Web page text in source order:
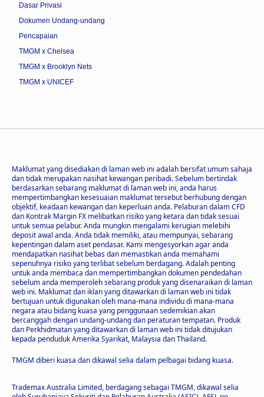
Dasar Privasi
Dokumen Undang-undang
Pencapaian
TMGM x Chelsea
TMGM x Brooklyn Nets
TMGM x UNICEF
Maklumat yang disediakan di laman web ini adalah bersifat umum sahaja
dan tidak merupakan nasihat kewangan peribadi. Sebelum bertindak
berdasarkan sebarang maklumat di laman web ini, anda harus
mempertimbangkan kesesuaian maklumat tersebut berhubung dengan
objektif, keadaan kewangan dan keperluan anda. Pelaburan dalam CFD
dan Kontrak Margin FX melibatkan risiko yang ketara dan tidak sesuai
untuk semua pelabur. Anda mungkin mengalami kerugian melebihi
deposit awal anda. Anda tidak memiliki, atau mempunyai, sebarang
kepentingan dalam aset pendasar. Kami mengesyorkan agar anda
mendapatkan nasihat bebas dan memastikan anda memahami
sepenuhnya risiko yang terlibat sebelum berdagang. Adalah penting
untuk anda membaca dan mempertimbangkan dokumen pendedahan
sebelum anda memperoleh sebarang produk yang disenaraikan di laman
web ini. Maklumat dan iklan yang ditawarkan di laman web ini tidak
bertujuan untuk digunakan oleh mana-mana individu di mana-mana
negara atau bidang kuasa yang penggunaan sedemikian akan
bercanggah dengan undang-undang dan peraturan tempatan. Produk
dan Perkhidmatan yang ditawarkan di laman web ini tidak ditujukan
kepada penduduk Amerika Syarikat, Malaysia dan Thailand.
TMGM diberi kuasa dan dikawal selia dalam pelbagai bidang kuasa.
Trademax Australia Limited, berdagang sebagai TMGM, dikawal selia